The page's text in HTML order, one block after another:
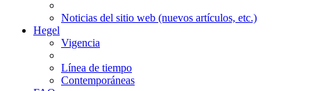
Noticias del sitio web (nuevos artículos, etc.)
Hegel
Vigencia
Línea de tiempo
Contemporáneas